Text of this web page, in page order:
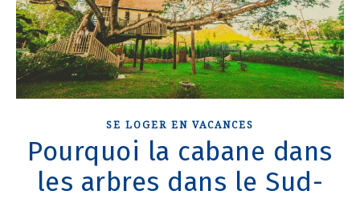
SE LOGER EN VACANCES
Pourquoi la cabane dans
les arbres dans le Sud-